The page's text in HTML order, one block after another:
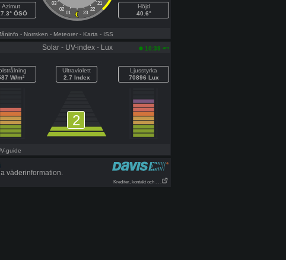
Azimut
ÖSÖ
03
21
02
22
01 23
Höjd
40.6°
- Norrsken - Meteorer - Karta - ISS
Solar - UV-index - Lux 10:39 am
W/m²
Ultraviolett
2.7 Index
2
Ljusstyrka
70896 Lux
guide
väderinformation.
Krediter, kontakt och . . .